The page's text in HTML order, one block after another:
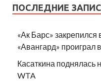
ПОСЛЕДНИЕ
«Ак Барс» закрепился
«Авангард» проиграл
Касаткина поднялась
WTA